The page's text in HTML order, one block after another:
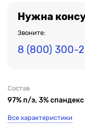
Нужна
Звоните:
8 (800) 300-
Состав
97% п/э, 3% спандекс
Все характеристики